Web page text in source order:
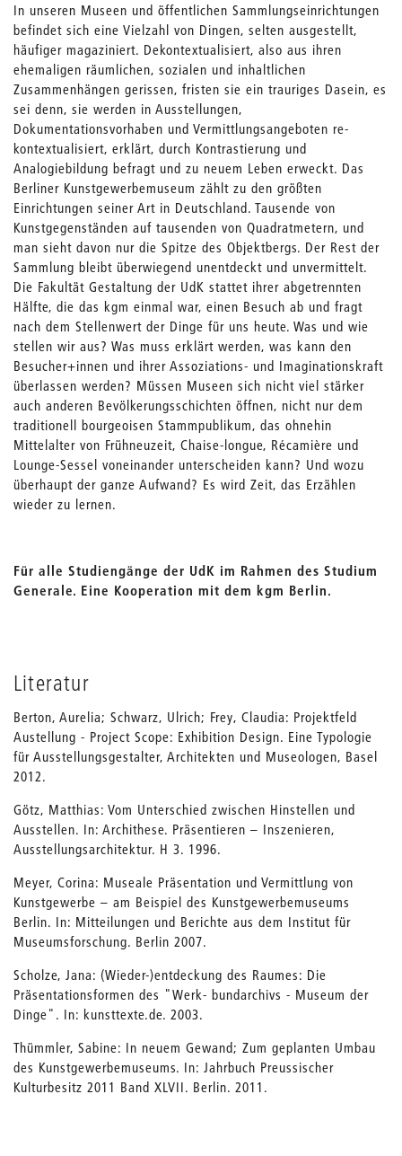
In unseren Museen und öffentlichen Sammlungseinrichtungen
befindet sich eine Vielzahl von Dingen, selten ausgestellt,
häufiger magaziniert. Dekontextualisiert, also aus ihren
ehemaligen räumlichen, sozialen und inhaltlichen
Zusammenhängen gerissen, fristen sie ein trauriges Dasein, es
sei denn, sie werden in Ausstellungen,
Dokumentationsvorhaben und Vermittlungsangeboten re-
kontextualisiert, erklärt, durch Kontrastierung und
Analogiebildung befragt und zu neuem Leben erweckt. Das
Berliner Kunstgewerbemuseum zählt zu den größten
Einrichtungen seiner Art in Deutschland. Tausende von
Kunstgegenständen auf tausenden von Quadratmetern, und
man sieht davon nur die Spitze des Objektbergs. Der Rest der
Sammlung bleibt überwiegend unentdeckt und unvermittelt.
Die Fakultät Gestaltung der UdK stattet ihrer abgetrennten
Hälfte, die das kgm einmal war, einen Besuch ab und fragt
nach dem Stellenwert der Dinge für uns heute. Was und wie
stellen wir aus? Was muss erklärt werden, was kann den
Besucher+innen und ihrer Assoziations- und Imaginationskraft
überlassen werden? Müssen Museen sich nicht viel stärker
auch anderen Bevölkerungsschichten öffnen, nicht nur dem
traditionell bourgeoisen Stammpublikum, das ohnehin
Mittelalter von Frühneuzeit, Chaise-longue, Récamière und
Lounge-Sessel voneinander unterscheiden kann? Und wozu
überhaupt der ganze Aufwand? Es wird Zeit, das Erzählen
wieder zu lernen.
Für alle Studiengänge der UdK im Rahmen des Studium
Generale. Eine Kooperation mit dem kgm Berlin.
Literatur
Berton, Aurelia; Schwarz, Ulrich; Frey, Claudia: Projektfeld
Austellung - Project Scope: Exhibition Design. Eine Typologie
für Ausstellungsgestalter, Architekten und Museologen, Basel
2012.
Götz, Matthias: Vom Unterschied zwischen Hinstellen und
Ausstellen. In: Archithese. Präsentieren – Inszenieren,
Ausstellungsarchitektur. H 3. 1996.
Meyer, Corina: Museale Präsentation und Vermittlung von
Kunstgewerbe – am Beispiel des Kunstgewerbemuseums
Berlin. In: Mitteilungen und Berichte aus dem Institut für
Museumsforschung. Berlin 2007.
Scholze, Jana: (Wieder-)entdeckung des Raumes: Die
Präsentationsformen des "Werk- bundarchivs - Museum der
Dinge". In: kunsttexte.de. 2003.
Thümmler, Sabine: In neuem Gewand; Zum geplanten Umbau
des Kunstgewerbemuseums. In: Jahrbuch Preussischer
Kulturbesitz 2011 Band XLVII. Berlin. 2011.